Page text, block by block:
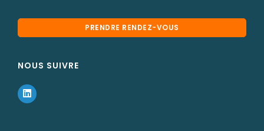
PRENDRE RENDEZ-VOUS
NOUS SUIVRE